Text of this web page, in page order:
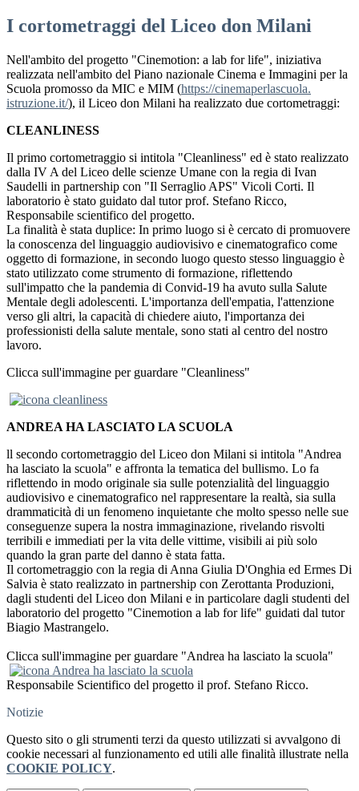
I cortometraggi del Liceo don Milani
Nell'ambito del progetto "Cinemotion: a lab for life", iniziativa
realizzata nell'ambito del Piano nazionale Cinema e Immagini per la
Scuola promosso da MIC e MIM (https://cinemaperlascuola.
istruzione.it/), il Liceo don Milani ha realizzato due cortometraggi:
CLEANLINESS
Il primo cortometraggio si intitola "Cleanliness" ed è stato realizzato
dalla IV A del Liceo delle scienze Umane con la regia di Ivan
Saudelli in partnership con "Il Serraglio APS" Vicoli Corti. Il
laboratorio è stato guidato dal tutor prof. Stefano Ricco,
Responsabile scientifico del progetto.
La finalità è stata duplice: In primo luogo si è cercato di promuovere
la conoscenza del linguaggio audiovisivo e cinematografico come
oggetto di formazione, in secondo luogo questo stesso linguaggio è
stato utilizzato come strumento di formazione, riflettendo
sull'impatto che la pandemia di Convid-19 ha avuto sulla Salute
Mentale degli adolescenti. L'importanza dell'empatia, l'attenzione
verso gli altri, la capacità di chiedere aiuto, l'importanza dei
professionisti della salute mentale, sono stati al centro del nostro
lavoro.
Clicca sull'immagine per guardare "Cleanliness"
ANDREA HA LASCIATO LA SCUOLA
ll secondo cortometraggio del Liceo don Milani si intitola "Andrea
ha lasciato la scuola" e affronta la tematica del bullismo. Lo fa
riflettendo in modo originale sia sulle potenzialità del linguaggio
audiovisivo e cinematografico nel rappresentare la realtà, sia sulla
drammaticità di un fenomeno inquietante che molto spesso nelle sue
conseguenze supera la nostra immaginazione, rivelando risvolti
terribili e immediati per la vita delle vittime, visibili ai più solo
quando la gran parte del danno è stata fatta.
Il cortometraggio con la regia di Anna Giulia D'Onghia ed Ermes Di
Salvia è stato realizzato in partnership con Zerottanta Produzioni,
dagli studenti del Liceo don Milani e in particolare dagli studenti del
laboratorio del progetto "Cinemotion a lab for life" guidati dal tutor
Biagio Mastrangelo.
Clicca sull'immagine per guardare "Andrea ha lasciato la scuola"
Responsabile Scientifico del progetto il prof. Stefano Ricco.
Notizie
Questo sito o gli strumenti terzi da questo utilizzati si avvalgono di
cookie necessari al funzionamento ed utili alle finalità illustrate nella
COOKIE POLICY.